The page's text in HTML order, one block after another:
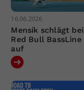
16.06.2026
Mensík schlägt bei
Red Bull BassLine
auf